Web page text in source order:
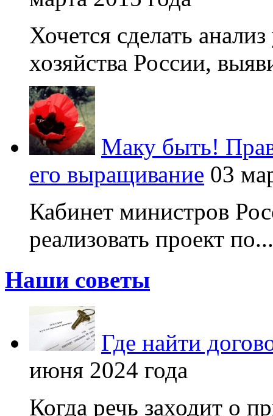
Хочется сделать
хозяйства России,
Маку быть!
его выращивание 03
Кабинет министров
реализовать проект по...
Наши советы
Где найти
июня 2024 года
Когда речь заходит о